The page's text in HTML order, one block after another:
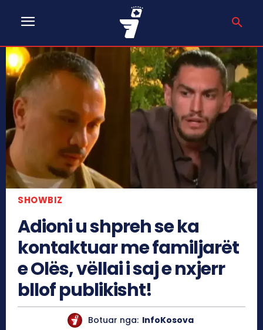
SHOWBIZ
Adioni u shpreh se ka
kontaktuar me familjarët
e Olës, vëllai i saj e nxjerr
bllof publikisht!
Botuar nga: InfoKosova